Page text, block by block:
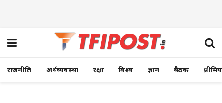
राजनीति अर्थव्यवस्था रक्षा विश्व ज्ञान बैठक